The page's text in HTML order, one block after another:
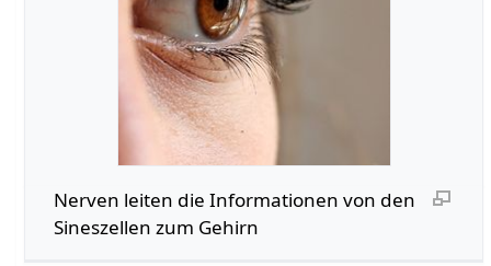
Nerven leiten die Informationen von den
Sineszellen zum Gehirn